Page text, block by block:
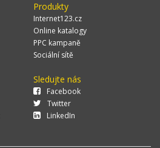
Produkty
Internet123.cz
Online katalogy
PPC kampaně
Sociální sítě
Sledujte nás
Facebook
Twitter
LinkedIn